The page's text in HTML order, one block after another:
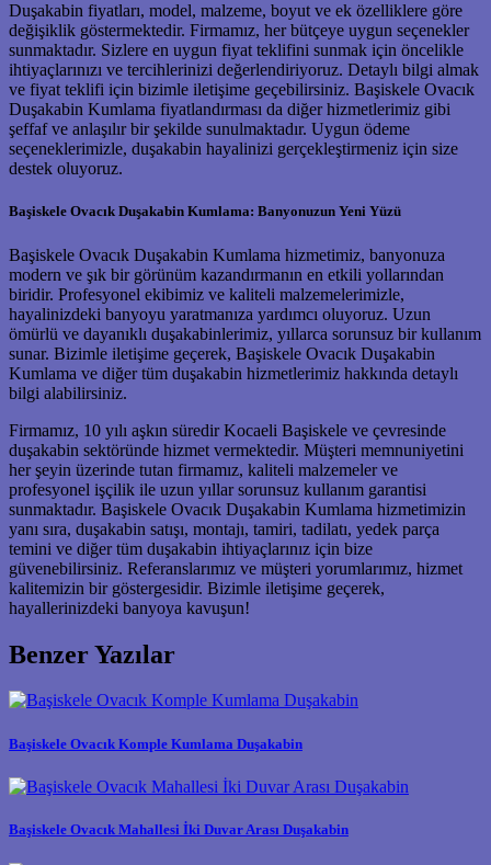
Duşakabin fiyatları, model, malzeme, boyut ve ek özelliklere göre
değişiklik göstermektedir. Firmamız, her bütçeye uygun seçenekler
sunmaktadır. Sizlere en uygun fiyat teklifini sunmak için öncelikle
ihtiyaçlarınızı ve tercihlerinizi değerlendiriyoruz. Detaylı bilgi almak
ve fiyat teklifi için bizimle iletişime geçebilirsiniz. Başiskele Ovacık
Duşakabin Kumlama fiyatlandırması da diğer hizmetlerimiz gibi
şeffaf ve anlaşılır bir şekilde sunulmaktadır. Uygun ödeme
seçeneklerimizle, duşakabin hayalinizi gerçekleştirmeniz için size
destek oluyoruz.
Başiskele Ovacık Duşakabin Kumlama: Banyonuzun Yeni Yüzü
Başiskele Ovacık Duşakabin Kumlama hizmetimiz, banyonuza
modern ve şık bir görünüm kazandırmanın en etkili yollarından
biridir. Profesyonel ekibimiz ve kaliteli malzemelerimizle,
hayalinizdeki banyoyu yaratmanıza yardımcı oluyoruz. Uzun
ömürlü ve dayanıklı duşakabinlerimiz, yıllarca sorunsuz bir kullanım
sunar. Bizimle iletişime geçerek, Başiskele Ovacık Duşakabin
Kumlama ve diğer tüm duşakabin hizmetlerimiz hakkında detaylı
bilgi alabilirsiniz.
Firmamız, 10 yılı aşkın süredir Kocaeli Başiskele ve çevresinde
duşakabin sektöründe hizmet vermektedir. Müşteri memnuniyetini
her şeyin üzerinde tutan firmamız, kaliteli malzemeler ve
profesyonel işçilik ile uzun yıllar sorunsuz kullanım garantisi
sunmaktadır. Başiskele Ovacık Duşakabin Kumlama hizmetimizin
yanı sıra, duşakabin satışı, montajı, tamiri, tadilatı, yedek parça
temini ve diğer tüm duşakabin ihtiyaçlarınız için bize
güvenebilirsiniz. Referanslarımız ve müşteri yorumlarımız, hizmet
kalitemizin bir göstergesidir. Bizimle iletişime geçerek,
hayallerinizdeki banyoya kavuşun!
Benzer Yazılar
Başiskele Ovacık Komple Kumlama Duşakabin
Başiskele Ovacık Mahallesi İki Duvar Arası Duşakabin